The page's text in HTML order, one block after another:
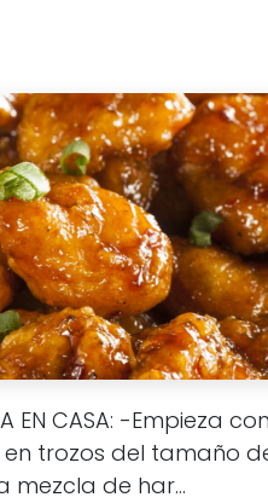
EN CASA: -Empieza
trozos del tamaño
mezcla de har...